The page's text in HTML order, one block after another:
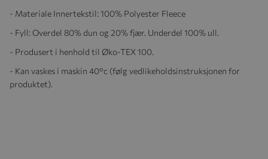
- Materiale Innertekstil:100% Polyester Fleece
- Fyll: Overdel 80% dun og 20% fjær. Underdel 100% ull.
- Produsert i henhold til Øko-TEX 100.
- Kan vaskes i maskin 40°c (følg vedlikeholdsinstruksjonen for
produktet).